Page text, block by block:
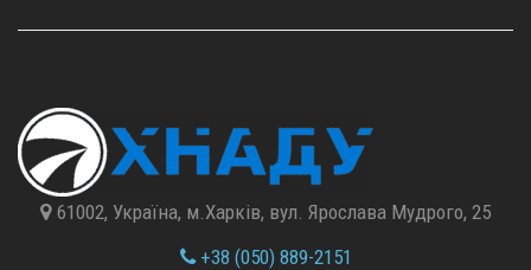
61002, Україна, м.Харків, вул. Ярослава Мудрого, 25
+38 (050) 889-2151